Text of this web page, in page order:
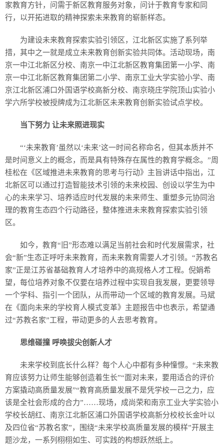
家教育方针，问需于新区教育服务对象，问计于教育专家和同
行，以开拓进取的精神探索未来教育的崭新样态。
为建设未来教育探索实验引领区，江北新区实施了系列举
措，其中之一就是成立未来教育创新实验共同体。活动现场，南
京一中江北新区分校、南京一中江北新区教育集团第一小学、南
京一中江北新区教育集团第二小学、南京工业大学实验小学、南
京江北新区浦口外国语学校高新分校、南京晓庄学院顶山实验小
学六所学校被授牌成为江北新区未来教育创新实验试点学校。
当下努力 让未来照进现实
“‘未来教育’虽然以‘未来’这一时间名称命名，但其本质并不
是时间意义上的概念，而是具有特殊存在属性的教育学概念。”周
桂松在《区域推进未来教育的思考与行动》主旨讲话中指出，江
北新区可以通过打造智能技术引领的未来校园、创设以学生为中
心的未来学习、培养适应时代发展的未来师生、重塑多元协同治
理的教育生态四个行动路径，整体推进未来教育探索实验引领
区。
如今，教育“旧”形态难以满足当前社会和时代发展需求，社
会“新”生态正呼吁未来教育，而未来教育需要人才引领。“苏教名
家”正是江苏省基础教育人才培养中的高规格人才工程。倪娟希
望，每位培养对象不仅要在培养过程中实现自我发展，更要领导
一个学科、指引一个团队，从而带动一个区域的教育发展。马斌
在《面向未来的学校育人模式变革》主题报告中也表示，希望通
过“苏教名家”工程，带动更多的人去思考教育。
思维碰撞 呼唤拔尖创新人才
未来学校到底长什么样？每个人心中都有多种憧憬。“未来教
育应该努力让师生能够创造着生长”“面对未来，要用适合的评价
方案撬动高质量发展”“教育高质量发展不是凭学校一己之力，应
该是全社会形成的合力”……现场，成尚荣和南京工业大学实验小
学校长胡红、南京江北新区浦口外国语学校高新分校校长金叶以
及四位省“苏教名家”，围绕“未来学校高质量发展的模样”开展主
题沙龙，一系列栩栩如生、可实践的构想跃然纸上。